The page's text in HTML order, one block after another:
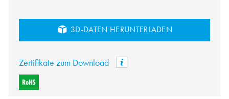
3D-DATEN HERUNTERLADEN
Zertifikate zum Download